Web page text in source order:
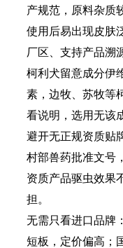
产规范，原料杂质
使用后易出现皮肤
厂区、支持产品溯
柯利犬留意成分伊
素，边牧、苏牧等
看说明，选用无该
避开无正规资质贴
村部兽药批准文号
资质产品驱虫效果
担。
无需只看进口品牌
短板，定价偏高；